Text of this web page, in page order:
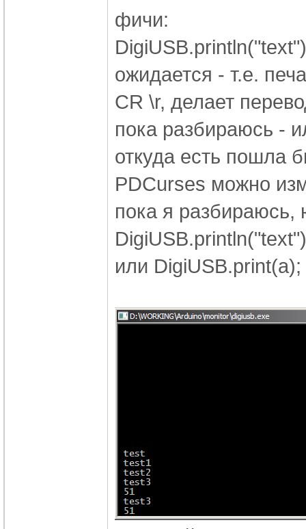
фичи:
ожидается - т.е.
CR \r, делает
пока разбираюсь -
откуда есть пошла
PDCurses можно
пока я
или DigiUSB.print(a);